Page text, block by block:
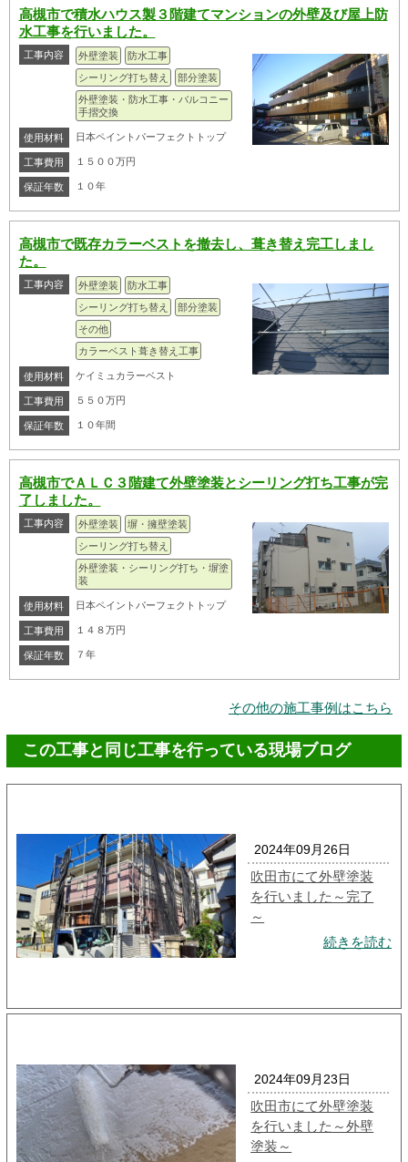
高槻市で積水ハウス製３階建てマンションの外壁及び屋上防
水工事を行いました。
工事内容 外壁塗装
防水工事
シーリング打ち替え
部分塗装
外壁塗装・防水工事・バルコニー
手摺交換
使用材料 日本ペイントパーフェクトトップ
工事費用 １５００万円
保証年数 １０年
高槻市で既存カラーベストを撤去し、葺き替え完工しまし
た。
工事内容 外壁塗装
防水工事
シーリング打ち替え
部分塗装
その他
カラーベスト葺き替え工事
使用材料 ケイミュカラーベスト
工事費用 ５５０万円
保証年数 １０年間
高槻市でＡＬＣ３階建て外壁塗装とシーリング打ち工事が完
了しました。
工事内容 外壁塗装
塀・擁壁塗装
シーリング打ち替え
外壁塗装・シーリング打ち・塀塗
装
使用材料 日本ペイントパーフェクトトップ
工事費用 １４８万円
保証年数 ７年
その他の施工事例はこちら
この工事と同じ工事を行っている現場ブログ
2024年09月26日
吹田市にて外壁塗装
を行いました～完了
～
続きを読む
2024年09月23日
吹田市にて外壁塗装
を行いました～外壁
塗装～